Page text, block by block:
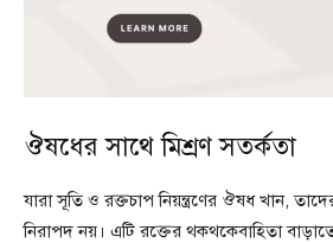
ঔষধের সাথে মিশ্রণ সতর্কতা
যারা সূতি ও রক্তচাপ নিয়ন্ত্রণের ঔষধ খান,
নিরাপদ নয়। এটি রক্তের থকথকেবাহিতা